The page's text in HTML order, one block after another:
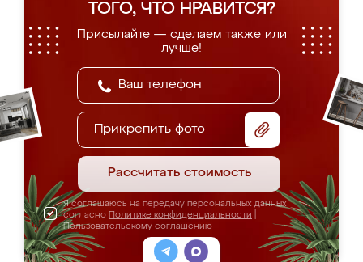
ТОГО, ЧТО НРАВИТСЯ?
Присылайте — сделаем также или
лучше!
Прикрепить фото
Рассчитать стоимость
Я соглашаюсь на передачу персональных данных
согласно Политике конфиденциальности
Пользовательскому соглашению